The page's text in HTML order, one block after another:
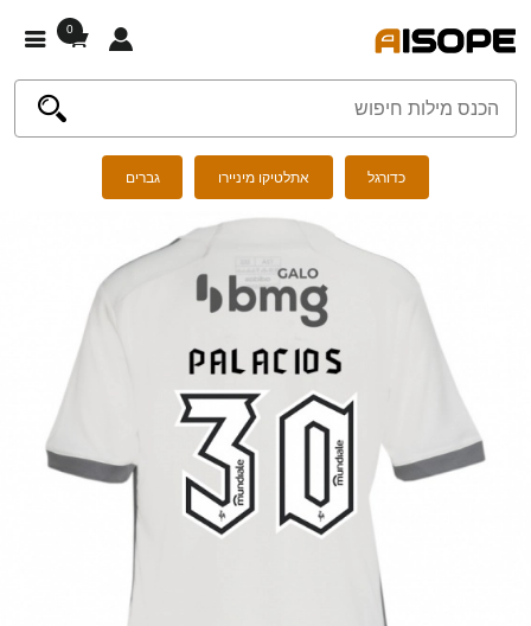
0
כדורגל אתלטיקו מיניירו גברים